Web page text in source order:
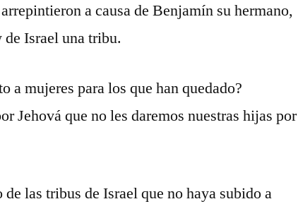
a causa de Benjamín su hermano,
Israel una tribu.
a mujeres para los que han quedado?
Jehová que no les daremos nuestras hijas por
las tribus de Israel que no haya subido a